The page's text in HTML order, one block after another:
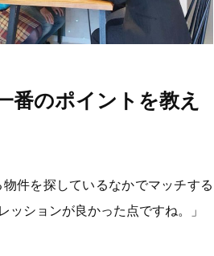
番のポイントを教え
件を探しているなかでマッチする
ションが良かった点ですね。」